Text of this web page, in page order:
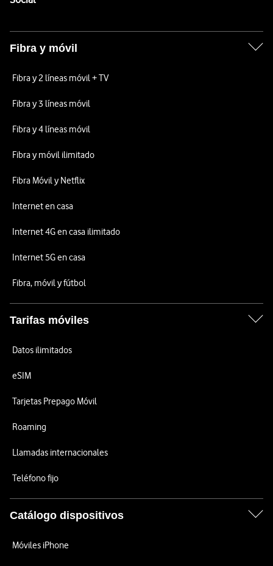
Fibra y móvil
Fibra y 2 líneas móvil + TV
Fibra y 3 líneas móvil
Fibra y 4 líneas móvil
Fibra y móvil ilimitado
Fibra Móvil y Netflix
Internet en casa
Internet 4G en casa ilimitado
Internet 5G en casa
Fibra, móvil y fútbol
Tarifas móviles
Datos ilimitados
eSIM
Tarjetas Prepago Móvil
Roaming
Llamadas internacionales
Teléfono fijo
Catálogo dispositivos
Móviles iPhone